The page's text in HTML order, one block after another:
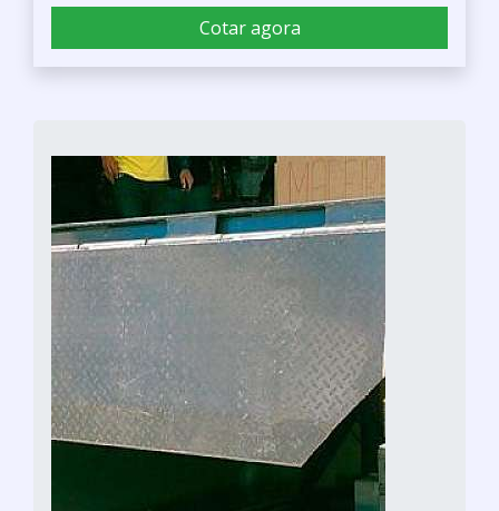
Cotar agora